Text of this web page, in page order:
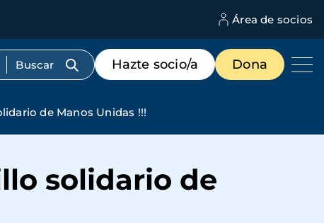
Área de socios
Menú
de
destacados
Hazte socio/a Dona
de Manos Unidas !!!
solidario de